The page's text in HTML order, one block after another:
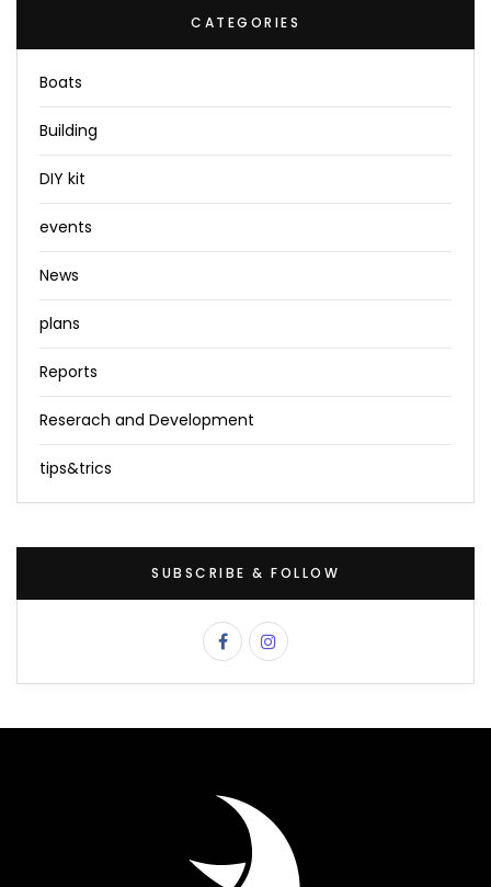
CATEGORIES
Boats
Building
DIY kit
events
News
plans
Reports
Reserach and Development
tips&trics
SUBSCRIBE & FOLLOW